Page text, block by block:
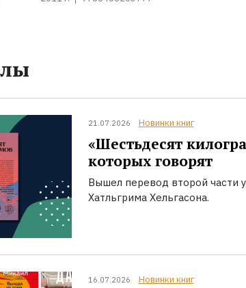
21.07.2026 Новинки книг
«Шестьдесят
которых говорят
Вышел перевод второй части
Хатльгрима Хельгасона.
16.07.2026 Новинки книг